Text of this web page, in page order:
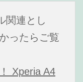
関連とし
ったらご覧
Xperia A4